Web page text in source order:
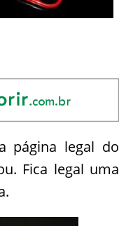
página legal do
Fica legal uma